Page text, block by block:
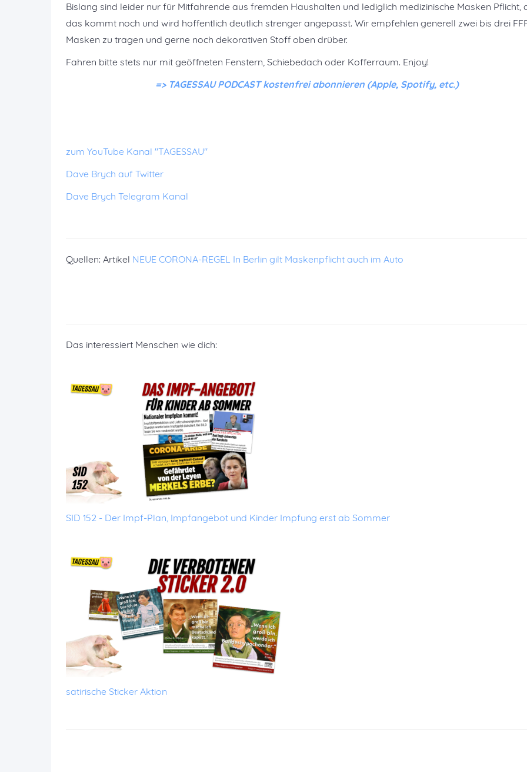
Bislang sind leider nur für Mitfahrende aus fremden Haushalten und lediglich medizinische Masken Pflicht,
das kommt noch und wird hoffentlich deutlich strenger angepasst. Wir empfehlen generell zwei bis drei
Masken zu tragen und gerne noch dekorativen Stoff oben drüber.
Fahren bitte stets nur mit geöffneten Fenstern, Schiebedach oder Kofferraum. Enjoy!
=> TAGESSAU PODCAST kostenfrei abonnieren (Apple, Spotify, etc.)
zum YouTube Kanal "TAGESSAU"
Dave Brych auf Twitter
Dave Brych Telegram Kanal
Quellen: Artikel NEUE CORONA-REGEL In Berlin gilt Maskenpflicht auch im Auto
Das interessiert Menschen wie dich:
SID 152 - Der Impf-Plan, Impfangebot und Kinder Impfung erst ab Sommer
satirische Sticker Aktion